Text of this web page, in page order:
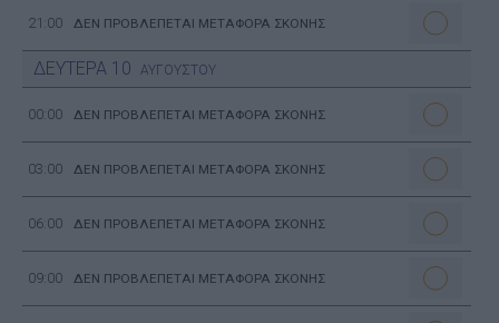
21:00 ΔΕΝ ΠΡΟΒΛΕΠΕΤΑΙ ΜΕΤΑΦΟΡΑ ΣΚΟΝΗΣ
ΔΕΥΤΕΡΑ 10 ΑΥΓΟΥΣΤΟΥ
00:00 ΔΕΝ ΠΡΟΒΛΕΠΕΤΑΙ ΜΕΤΑΦΟΡΑ ΣΚΟΝΗΣ
03:00 ΔΕΝ ΠΡΟΒΛΕΠΕΤΑΙ ΜΕΤΑΦΟΡΑ ΣΚΟΝΗΣ
06:00 ΔΕΝ ΠΡΟΒΛΕΠΕΤΑΙ ΜΕΤΑΦΟΡΑ ΣΚΟΝΗΣ
09:00 ΔΕΝ ΠΡΟΒΛΕΠΕΤΑΙ ΜΕΤΑΦΟΡΑ ΣΚΟΝΗΣ